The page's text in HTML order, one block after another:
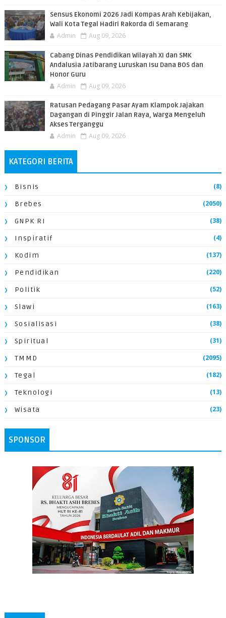
Sensus Ekonomi 2026 Jadi Kompas Arah Kebijakan,
Wali Kota Tegal Hadiri Rakorda di Semarang
Admin Aug 09, 2026
Cabang Dinas Pendidikan Wilayah XI dan SMK
Andalusia Jatibarang Luruskan Isu Dana BOS dan
Honor Guru
Admin Aug 09, 2026
​Ratusan Pedagang Pasar Ayam Klampok Jajakan
Dagangan di Pinggir Jalan Raya, Warga Mengeluh
Akses Terganggu
Admin Aug 09, 2026
KATEGORI BERITA
Bisnis (8)
Brebes (2050)
GNPK RI (38)
Inspiratif (4)
Kodim (137)
Pendidikan (220)
Politik (52)
Slawi (163)
Sosialisasi (38)
Spiritual (31)
TMMD (2095)
Tegal (182)
Teknologi (13)
Wisata (23)
SPONSOR